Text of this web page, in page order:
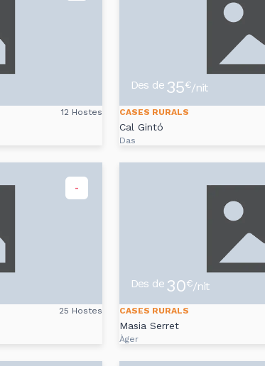
12 Hostes
Des de 35€/nit
CASES RURALS
Cal Gintó
Das
-
25 Hostes
Des de 30€/nit
CASES RURALS
Masia Serret
Àger